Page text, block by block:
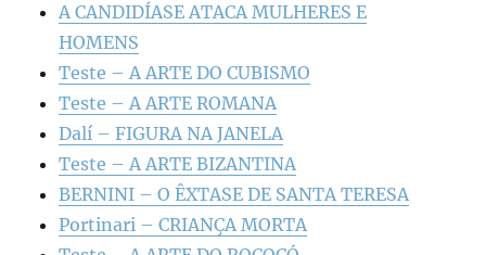
A CANDIDÍASE ATACA MULHERES E
HOMENS
Teste – A ARTE DO CUBISMO
Teste – A ARTE ROMANA
Dalí – FIGURA NA JANELA
Teste – A ARTE BIZANTINA
BERNINI – O ÊXTASE DE SANTA TERESA
Portinari – CRIANÇA MORTA